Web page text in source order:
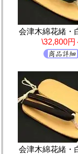
会津木綿花緒・
\32,800円
会津木綿花緒・